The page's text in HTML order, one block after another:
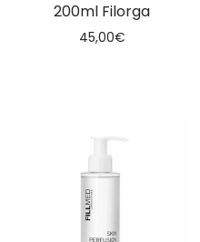
200ml Filorga
45,00€